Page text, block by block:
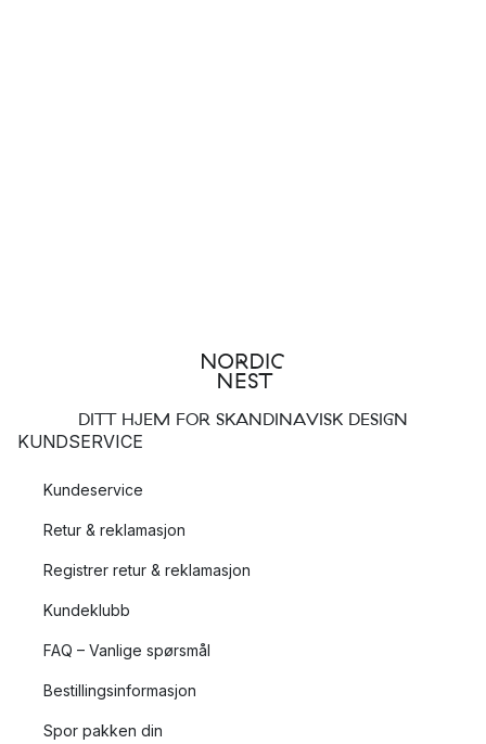
DITT HJEM FOR SKANDINAVISK DESIGN
KUNDSERVICE
Kundeservice
Retur & reklamasjon
Registrer retur & reklamasjon
Kundeklubb
FAQ – Vanlige spørsmål
Bestillingsinformasjon
Spor pakken din